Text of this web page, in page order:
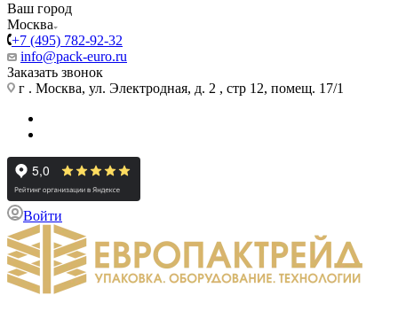
Ваш город
Москва
+7 (495) 782-92-32
info@pack-euro.ru
Заказать звонок
г . Москва, ул. Электродная, д. 2 , стр 12, помещ. 17/1
Войти